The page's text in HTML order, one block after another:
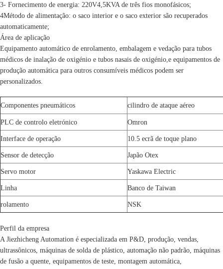
3- Fornecimento de energia: 220V4,5KVA de três fios monofásicos;
4Método de alimentação: o saco interior e o saco exterior são recuperados
automaticamente;
Área de aplicação
Equipamento automático de enrolamento, embalagem e vedação para tubos
médicos de inalação de oxigénio e tubos nasais de oxigénio,e equipamentos de
produção automática para outros consumíveis médicos podem ser
personalizados.
Componentes pneumáticos cilindro de ataque aéreo
PLC de controlo eletrónico Omron
Interface de operação 10.5 ecrã de toque plano
Sensor de detecção Japão Otex
Servo motor Yaskawa Electric
Linha Banco de Taiwan
rolamento NSK
Perfil da empresa
A Jiezhicheng Automation é especializada em P&D, produção, vendas,
ultrassônicos, máquinas de solda de plástico, automação não padrão, máquinas
de fusão a quente, equipamentos de teste, montagem automática,